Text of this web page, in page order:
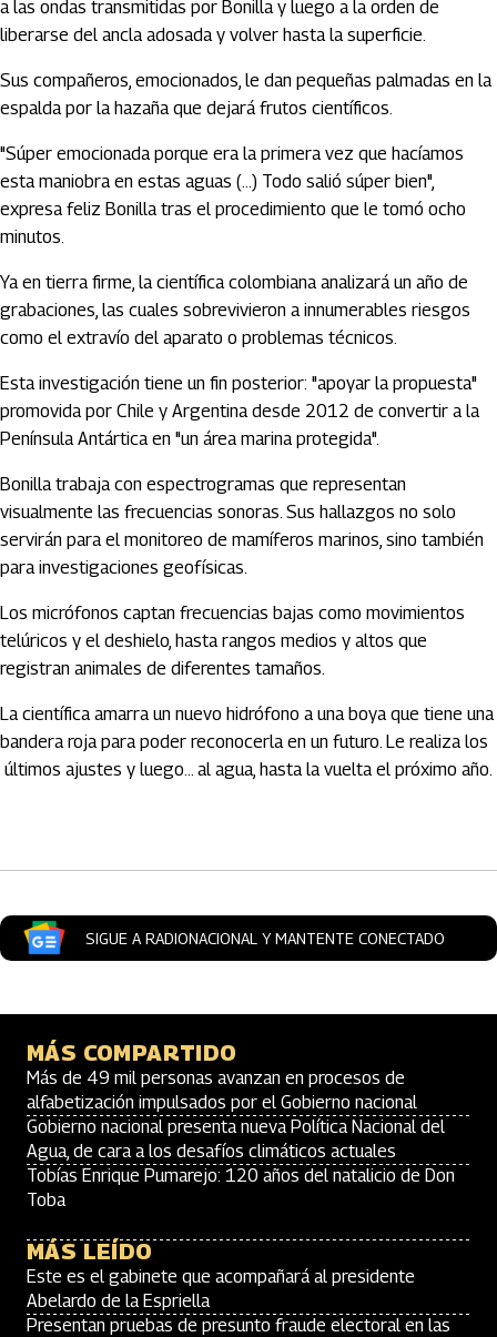
a las ondas transmitidas por Bonilla y luego a la orden de
liberarse del ancla adosada y volver hasta la superficie.
Sus compañeros, emocionados, le dan pequeñas palmadas en la
espalda por la hazaña que dejará frutos científicos.
"Súper emocionada porque era la primera vez que hacíamos
esta maniobra en estas aguas (...) Todo salió súper bien",
expresa feliz Bonilla tras el procedimiento que le tomó ocho
minutos.
Ya en tierra firme, la científica colombiana analizará un año de
grabaciones, las cuales sobrevivieron a innumerables riesgos
como el extravío del aparato o problemas técnicos.
Esta investigación tiene un fin posterior: "apoyar la propuesta"
promovida por Chile y Argentina desde 2012 de convertir a la
Península Antártica en "un área marina protegida".
Bonilla trabaja con espectrogramas que representan
visualmente las frecuencias sonoras. Sus hallazgos no solo
servirán para el monitoreo de mamíferos marinos, sino también
para investigaciones geofísicas.
Los micrófonos captan frecuencias bajas como movimientos
telúricos y el deshielo, hasta rangos medios y altos que
registran animales de diferentes tamaños.
La científica amarra un nuevo hidrófono a una boya que tiene una
bandera roja para poder reconocerla en un futuro. Le realiza los
últimos ajustes y luego... al agua, hasta la vuelta el próximo año.
SIGUE A RADIONACIONAL Y MANTENTE CONECTADO
MÁS COMPARTIDO
Más de 49 mil personas avanzan en procesos de
alfabetización impulsados por el Gobierno nacional
Gobierno nacional presenta nueva Política Nacional del
Agua, de cara a los desafíos climáticos actuales
Tobías Enrique Pumarejo: 120 años del natalicio de Don
Toba
MÁS LEÍDO
Este es el gabinete que acompañará al presidente
Abelardo de la Espriella
Presentan pruebas de presunto fraude electoral en las